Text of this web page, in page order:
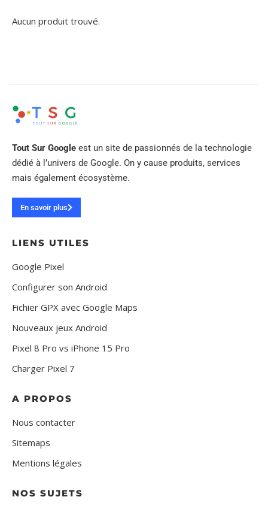
Aucun produit trouvé.
Tout Sur Google est un site de passionnés de la technologie
dédié à l’univers de Google. On y cause produits, services
mais également écosystème.
En savoir plus
LIENS UTILES
Google Pixel
Configurer son Android
Fichier GPX avec Google Maps
Nouveaux jeux Android
Pixel 8 Pro vs iPhone 15 Pro
Charger Pixel 7
A PROPOS
Nous contacter
Sitemaps
Mentions légales
NOS SUJETS